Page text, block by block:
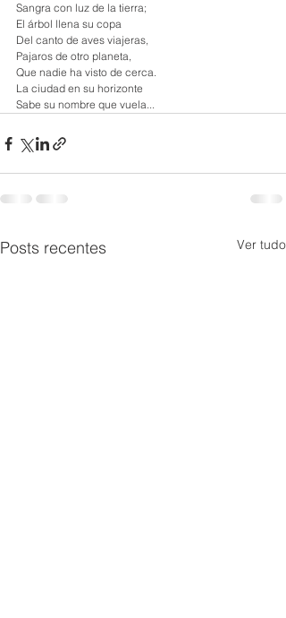
Sangra con luz de la tierra;
El árbol llena su copa
Del canto de aves viajeras,
Pajaros de otro planeta,
Que nadie ha visto de cerca.
La ciudad en su horizonte
Sabe su nombre que vuela...
Posts recentes Ver tudo